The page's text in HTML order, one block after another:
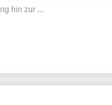
hin zur ...